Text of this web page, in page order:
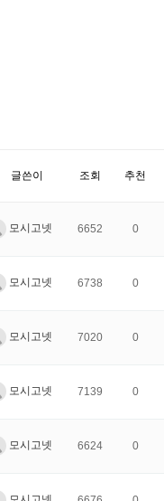
글쓴이 조회 추천
모시고넷 6652 0
모시고넷 6738 0
모시고넷 7020 0
모시고넷 7139 0
모시고넷 6624 0